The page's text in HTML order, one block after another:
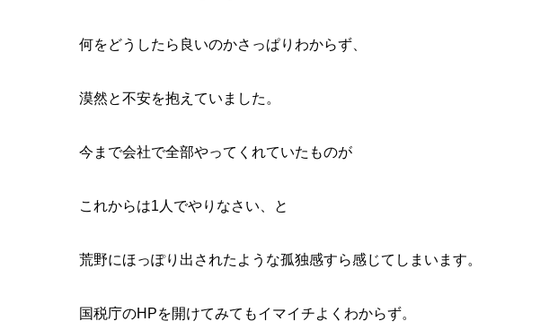
何をどうしたら良いのかさっぱりわからず、
漠然と不安を抱えていました。
今まで会社で全部やってくれていたものが
これからは1人でやりなさい、と
荒野にほっぽり出されたような孤独感すら感じてしまいます。
国税庁のHPを開けてみてもイマイチよくわからず。